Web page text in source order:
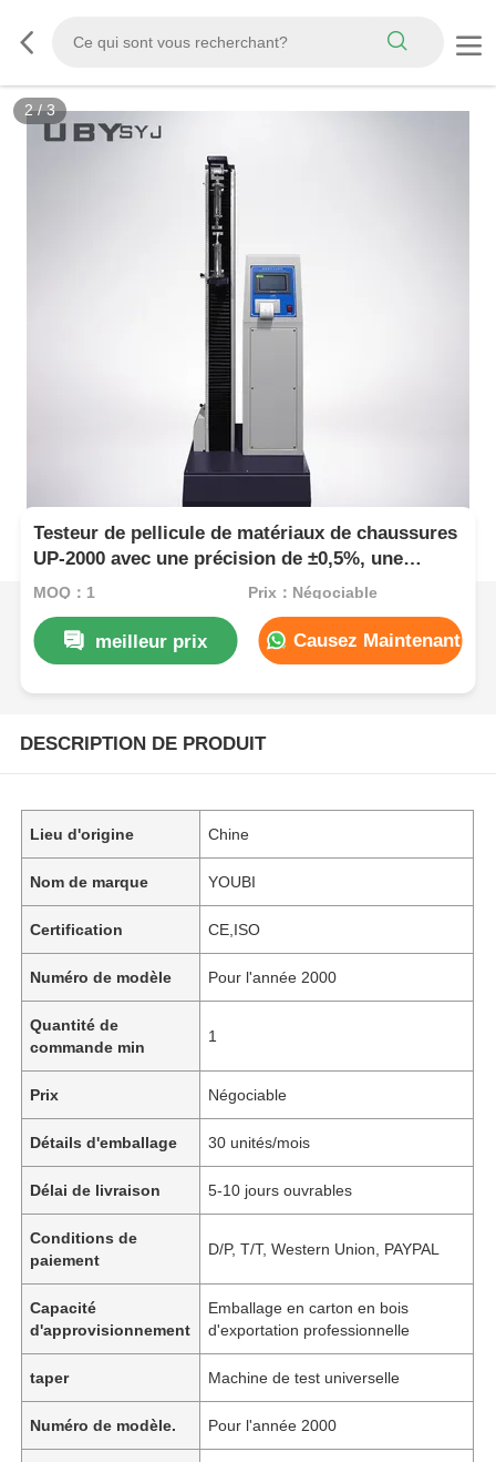
3/3
Testeur de pellicule de matériaux de chaussures
UP-2000 avec une précision de ±0,5%, une
largeur d'essai de 150 mm et un trac de traction
MOQ：1 Prix：Négociable
meilleur prix Causez Maintenant
DESCRIPTION DE PRODUIT
Lieu d'origine Chine
Nom de marque YOUBI
Certification CE,ISO
Numéro de modèle Pour l'année 2000
Quantité de
commande min
1
Prix Négociable
Détails d'emballage 30 unités/mois
Délai de livraison 5-10 jours ouvrables
Conditions de
paiement
D/P, T/T, Western Union, PAYPAL
Capacité
d'approvisionnement
Emballage en carton en bois
d'exportation professionnelle
taper Machine de test universelle
Numéro de modèle. Pour l'année 2000